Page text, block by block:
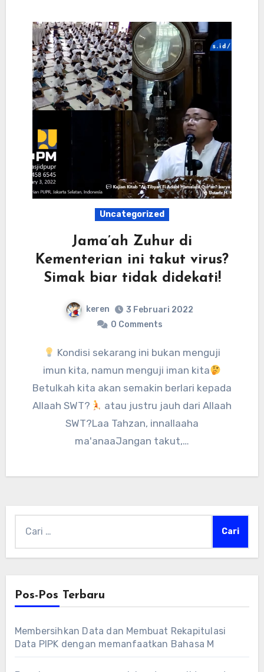
Uncategorized
Jama’ah Zuhur di
Kementerian ini takut virus?
Simak biar tidak didekati!
keren
3 Februari 2022
0 Comments
Kondisi sekarang ini bukan menguji
imun kita, namun menguji iman kita
Betulkah kita akan semakin berlari kepada
Allaah SWT?
atau justru jauh dari Allaah
SWT?Laa Tahzan, innallaaha
ma'anaaJangan takut,…
Pos-Pos Terbaru
Membersihkan Data dan Membuat Rekapitulasi
Data PIPK dengan memanfaatkan Bahasa M